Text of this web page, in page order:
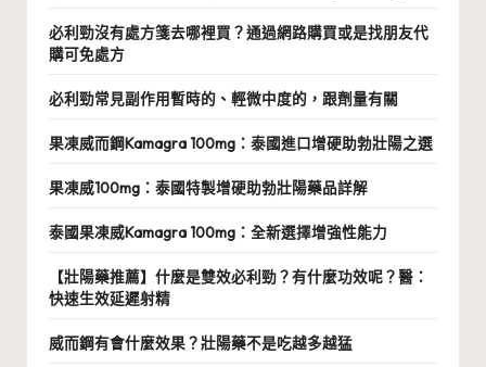
必利勁沒有處方箋去哪裡買？通過網路購買或是找朋友代
購可免處方
必利勁常見副作用暫時的、輕微中度的，跟劑量有關
果凍威而鋼Kamagra 100mg：泰國進口增硬助勃壯陽之選
果凍威100mg：泰國特製增硬助勃壯陽藥品詳解
泰國果凍威Kamagra 100mg：全新選擇增強性能力
【壯陽藥推薦】什麼是雙效必利勁？有什麼功效呢？醫：
快速生效延遲射精
威而鋼有會什麼效果？壯陽藥不是吃越多越猛